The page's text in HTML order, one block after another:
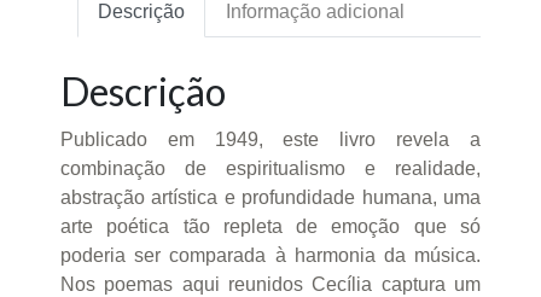
Descrição Informação adicional
Descrição
Publicado em 1949, este livro revela a
combinação de espiritualismo e realidade,
abstração artística e profundidade humana, uma
arte poética tão repleta de emoção que só
poderia ser comparada à harmonia da música.
Nos poemas aqui reunidos Cecília captura um